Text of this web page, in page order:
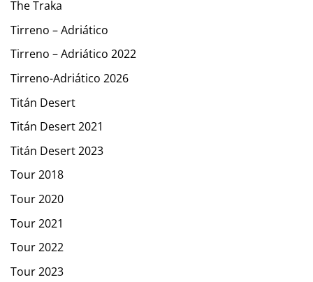
The Traka
Tirreno – Adriático
Tirreno – Adriático 2022
Tirreno-Adriático 2026
Titán Desert
Titán Desert 2021
Titán Desert 2023
Tour 2018
Tour 2020
Tour 2021
Tour 2022
Tour 2023